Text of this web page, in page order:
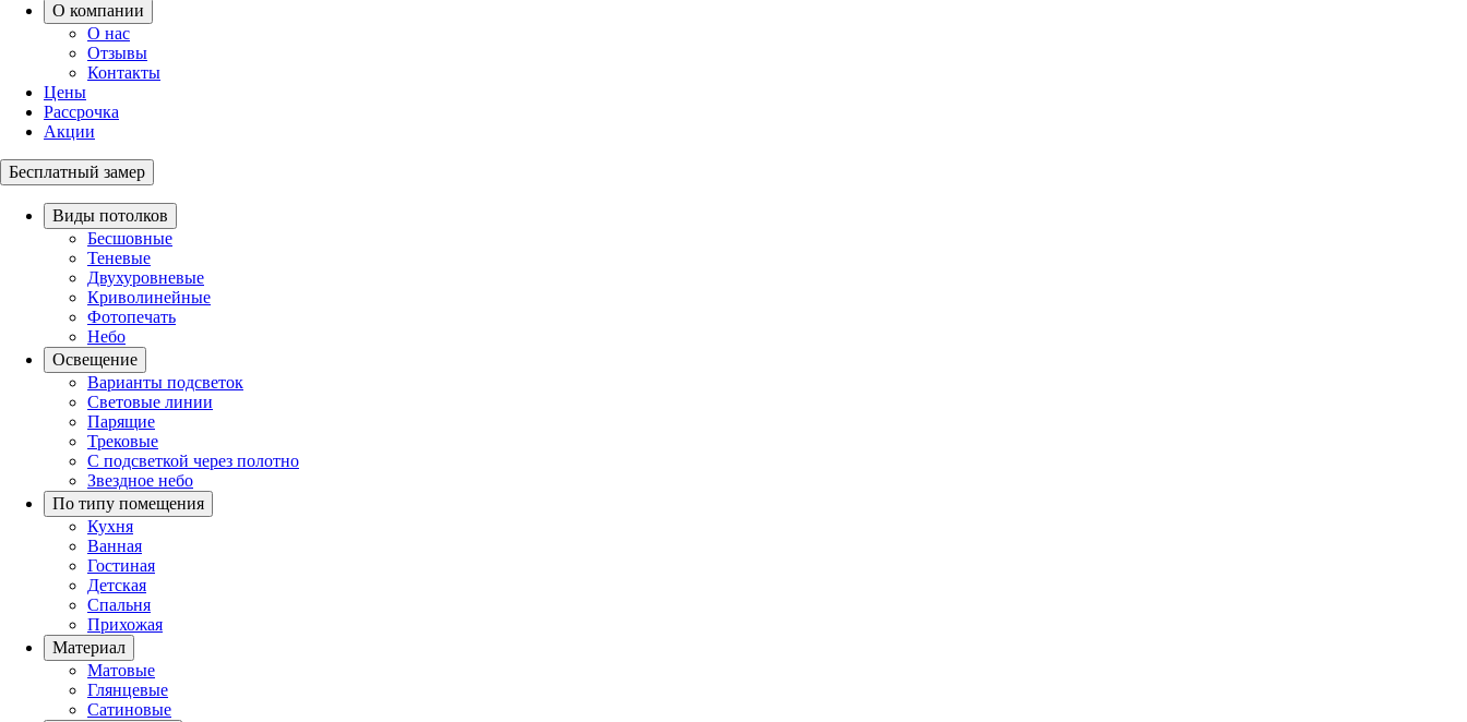
О компании
О нас
Отзывы
Контакты
Цены
Рассрочка
Акции
Бесплатный замер
Виды потолков
Бесшовные
Теневые
Двухуровневые
Криволинейные
Фотопечать
Небо
Освещение
Варианты подсветок
Световые линии
Парящие
Трековые
С подсветкой через полотно
Звездное небо
По типу помещения
Кухня
Ванная
Гостиная
Детская
Спальня
Прихожая
Материал
Матовые
Глянцевые
Сатиновые